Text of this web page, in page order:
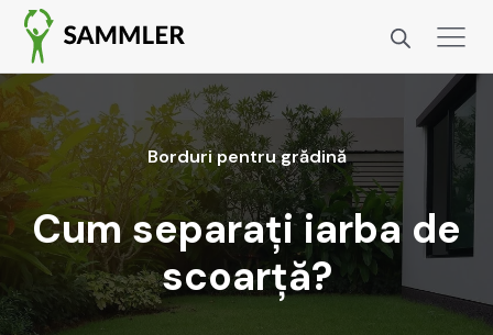
Bor­duri pen­tru grăd­ină
Cum separați iarba de
scoarță?